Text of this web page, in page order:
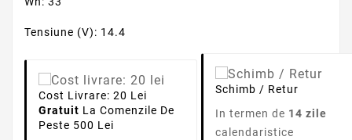
Tensiune (V): 14.4
Cost Livrare: 20 Lei
Gratuit La Comenzile De
Peste 500 Lei
Schimb / Retur
In termen de 14 zile
calendaristice